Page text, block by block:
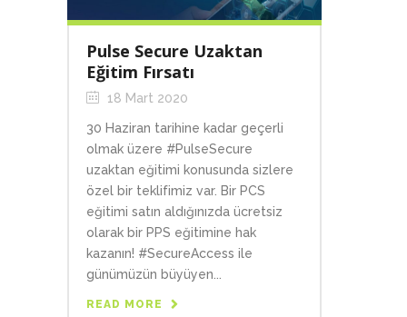
Pulse Secure Uzaktan
Eğitim Fırsatı
18 Mart 2020
30 Haziran tarihine kadar geçerli
olmak üzere #PulseSecure
uzaktan eğitimi konusunda sizlere
özel bir teklifimiz var. Bir PCS
eğitimi satın aldığınızda ücretsiz
olarak bir PPS eğitimine hak
kazanın! #SecureAccess ile
günümüzün büyüyen...
READ MORE